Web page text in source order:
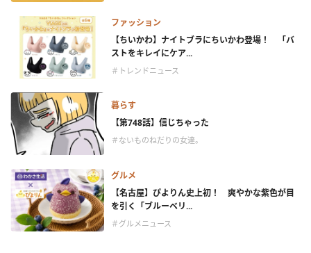
ファッション
【ちいかわ】ナイトブラにちいかわ登場！ 「バ
ストをキレイにケア...
＃トレンドニュース
暮らす
【第748話】信じちゃった
＃ないものねだりの女達。
グルメ
【名古屋】ぴよりん史上初！ 爽やかな紫色が目
を引く「ブルーベリ...
＃グルメニュース